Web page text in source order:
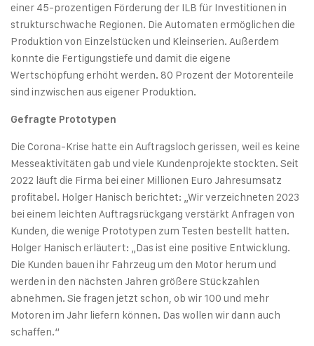
einer 45-prozentigen Förderung der ILB für Investitionen in
strukturschwache Regionen. Die Automaten ermöglichen die
Produktion von Einzelstücken und Kleinserien. Außerdem
konnte die Fertigungstiefe und damit die eigene
Wertschöpfung erhöht werden. 80 Prozent der Motorenteile
sind inzwischen aus eigener Produktion.
Gefragte Prototypen
Die Corona-Krise hatte ein Auftragsloch gerissen, weil es keine
Messeaktivitäten gab und viele Kundenprojekte stockten. Seit
2022 läuft die Firma bei einer Millionen Euro Jahresumsatz
profitabel. Holger Hanisch berichtet: „Wir verzeichneten 2023
bei einem leichten Auftragsrückgang verstärkt Anfragen von
Kunden, die wenige Prototypen zum Testen bestellt hatten.
Holger Hanisch erläutert: „Das ist eine positive Entwicklung.
Die Kunden bauen ihr Fahrzeug um den Motor herum und
werden in den nächsten Jahren größere Stückzahlen
abnehmen. Sie fragen jetzt schon, ob wir 100 und mehr
Motoren im Jahr liefern können. Das wollen wir dann auch
schaffen.“